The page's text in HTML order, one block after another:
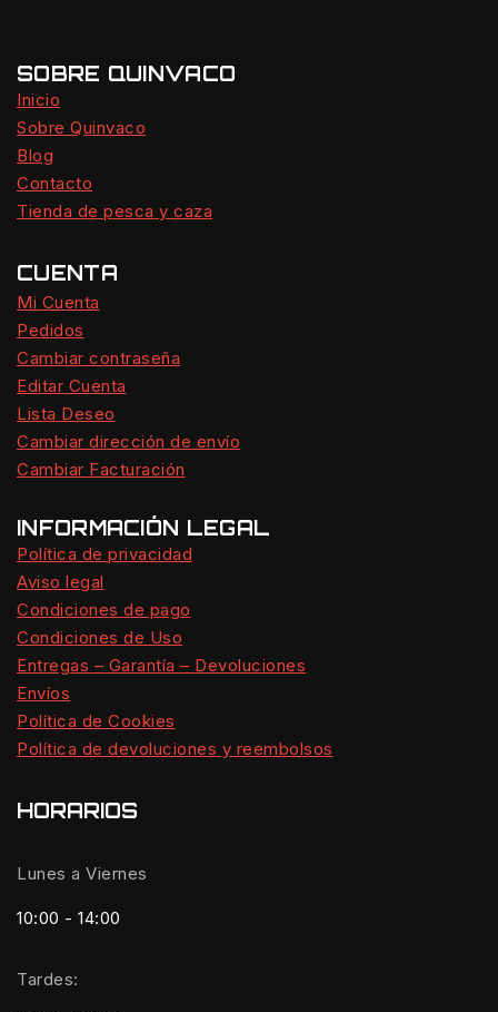
SOBRE QUINVACO
Inicio
Sobre Quinvaco
Blog
Contacto
Tienda de pesca y caza
CUENTA
Mi Cuenta
Pedidos
Cambiar contraseña
Editar Cuenta
Lista Deseo
Cambiar dirección de envío
Cambiar Facturación
INFORMACIÓN LEGAL
Política de privacidad
Aviso legal
Condiciones de pago
Condiciones de Uso
Entregas – Garantía – Devoluciones
Envíos
Política de Cookies
Política de devoluciones y reembolsos
HORARIOS
Lunes a Viernes
10:00 - 14:00
Tardes: